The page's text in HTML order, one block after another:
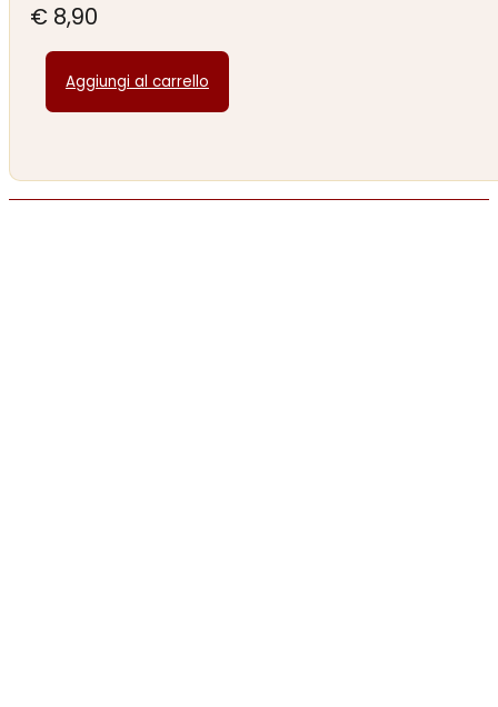
€ 8,90
Aggiungi al carrello